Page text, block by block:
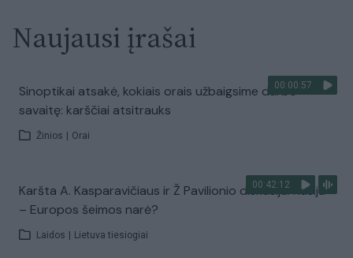
Naujausi įrašai
00:00:57
Sinoptikai atsakė, kokiais orais užbaigsime darbo
savaitę: karščiai atsitrauks
Žinios Orai
00:42:12
Karšta A. Kasparavičiaus ir Ž Pavilionio diskusija: Rusija
– Europos šeimos narė?
Laidos Lietuva tiesiogiai